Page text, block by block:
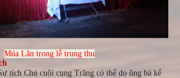
Múa Lân trong lễ trung thu
tích Chú cuội cung Trăng có thể do ông bà kể